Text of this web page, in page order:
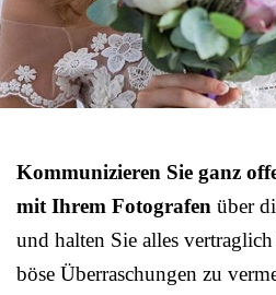
Kommunizieren Sie ganz
mit Ihrem Fotografen über
und halten Sie alles
böse Überraschungen zu